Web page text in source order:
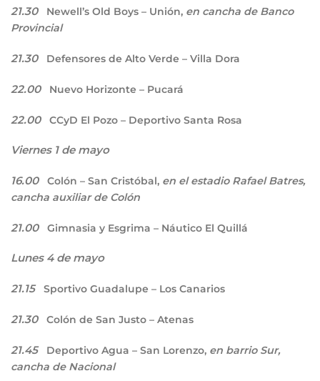
21.30Newell’s Old Boys – Unión, en cancha de Banco
Provincial
21.30Defensores de Alto Verde – Villa Dora
22.00Nuevo Horizonte – Pucará
22.00CCyD El Pozo – Deportivo Santa Rosa
Viernes 1 de mayo
16.00Colón – San Cristóbal, en el estadio Rafael Batres,
cancha auxiliar de Colón
21.00Gimnasia y Esgrima – Náutico El Quillá
Lunes 4 de mayo
21.15Sportivo Guadalupe – Los Canarios
21.30Colón de San Justo – Atenas
21.45Deportivo Agua – San Lorenzo, en barrio Sur,
cancha de Nacional